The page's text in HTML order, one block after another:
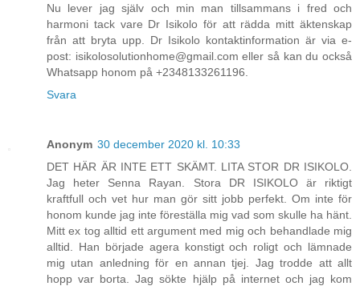
Nu lever jag själv och min man tillsammans i fred och
harmoni tack vare Dr Isikolo för att rädda mitt äktenskap
från att bryta upp. Dr Isikolo kontaktinformation är via e-
post: isikolosolutionhome@gmail.com eller så kan du också
Whatsapp honom på +2348133261196.
Svara
Anonym 30 december 2020 kl. 10:33
DET HÄR ÄR INTE ETT SKÄMT. LITA STOR DR ISIKOLO.
Jag heter Senna Rayan. Stora DR ISIKOLO är riktigt
kraftfull och vet hur man gör sitt jobb perfekt. Om inte för
honom kunde jag inte föreställa mig vad som skulle ha hänt.
Mitt ex tog alltid ett argument med mig och behandlade mig
alltid. Han började agera konstigt och roligt och lämnade
mig utan anledning för en annan tjej. Jag trodde att allt
hopp var borta. Jag sökte hjälp på internet och jag kom